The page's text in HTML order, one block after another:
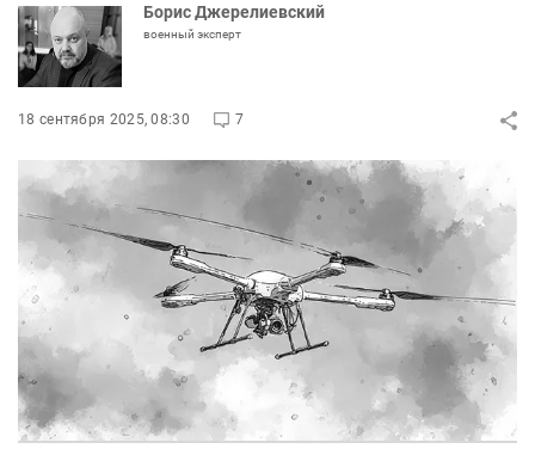
Борис Джерелиевский
военный эксперт
18 сентября 2025, 08:30 7